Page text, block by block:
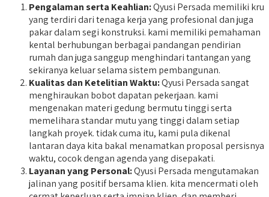
Pengalaman serta Keahlian:Qyusi Persada memiliki kru
yang terdiri dari tenaga kerja yang profesional dan juga
pakar dalam segi konstruksi. kami memiliki pemahaman
kental berhubungan berbagai pandangan pendirian
rumah dan juga sanggup menghindari tantangan yang
sekiranya keluar selama sistem pembangunan.
Kualitas dan Ketelitian Waktu:Qyusi Persada sangat
menghiraukan bobot dapatan pekerjaan. kami
mengenakan materi gedung bermutu tinggi serta
memelihara standar mutu yang tinggi dalam setiap
langkah proyek. tidak cuma itu, kami pula dikenal
lantaran daya kita bakal menamatkan proposal persisnya
waktu, cocok dengan agenda yang disepakati.
Layanan yang Personal:Qyusi Persada mengutamakan
jalinan yang positif bersama klien. kita mencermati oleh